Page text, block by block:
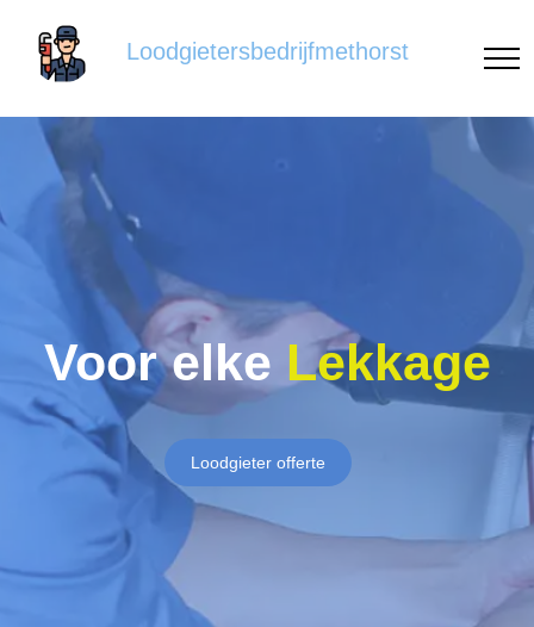
Loodgietersbedrijfmethorst
Voor elke Lekkage
Loodgieter offerte